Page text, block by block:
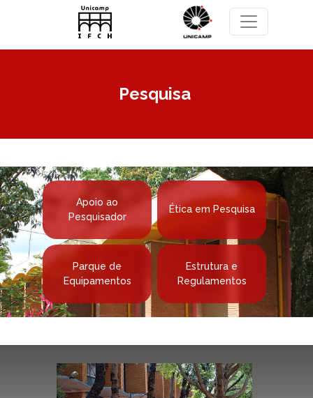
Pular para o conteúdo principal
Pesquisa
Apoio ao
Pesquisador
Ética em Pesquisa
Parque de
Equipamentos
Estrutura e
Regulamentos